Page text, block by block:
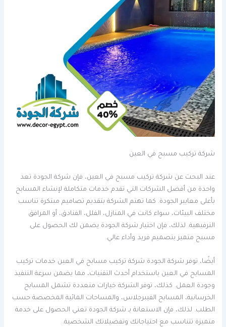
شركة تركيب مسبح في العين
عند البحث عن شركة تركيب مسبح في العين، فإن شركة الجودة تعد
واحدة من أفضل الشركات التي تقدم خدمات متكاملة لإنشاء المسابح
بأعلى معايير الجودة. كما تهتم الشركة بتقديم تصاميم مبتكرة تناسب
مختلف البيئات، سواء كانت في المنازل، الفلل، الفنادق، أو المرافق
الترفيهية. لذلك، فإن اختيار شركة الجودة يضمن لك الحصول على
مسبح متميز بتصميم فريد وأداء عالي.
أيضًا، توفر شركة الجودة شركة تركيب مسابح في العين خدمات تركيب
المسابح في العين باستخدام أحدث التقنيات، مما يضمن سرعة التنفيذ
وجودة العمل. كذلك، توفر الشركة خيارات متعددة تشمل المسابح
الخرسانية، المسابح الفيبرجلاس، والمساحات المائية المخصصة حسب
الطلب. لذلك، فإن الاستعانة بـ شركة الجودة تعني الحصول على خدمة
متميزة تتناسب مع احتياجاتك وتفضيلاتك الشخصية.